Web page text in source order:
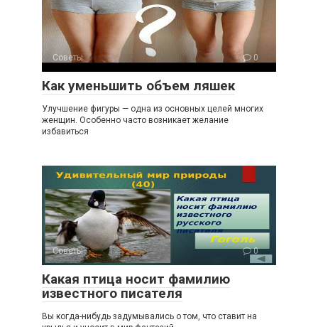
Советы 0
Как уменьшить объем ляшек
Улучшение фигуры — одна из основных целей многих
женщин. Особенно часто возникает желание
избавиться
Советы 0
Какая птица носит фамилию
известного писателя
Вы когда-нибудь задумывались о том, что ставит на